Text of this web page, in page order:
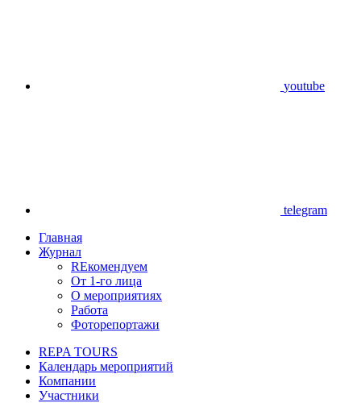
youtube
telegram
Главная
Журнал
REкомендуем
От 1-го лица
О мероприятиях
Работа
Фоторепортажи
REPA TOURS
Календарь мероприятий
Компании
Участники